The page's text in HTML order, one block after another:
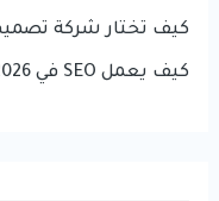
كيف تختار شركة
كيف يعمل SEO في 2026 مع الذكاء الاصطناعي